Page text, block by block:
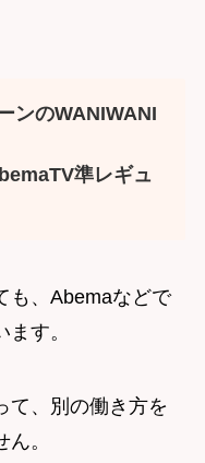
ンのWANIWANI
準レギュ
も、Abemaなどで
す。
て、別の働き方を
。